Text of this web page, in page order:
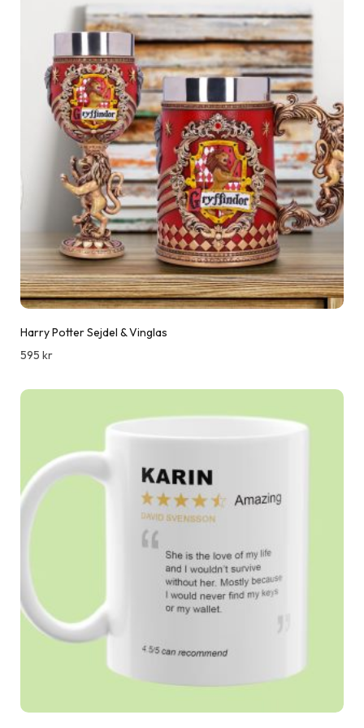
Harry Potter Sejdel & Vinglas
595 kr